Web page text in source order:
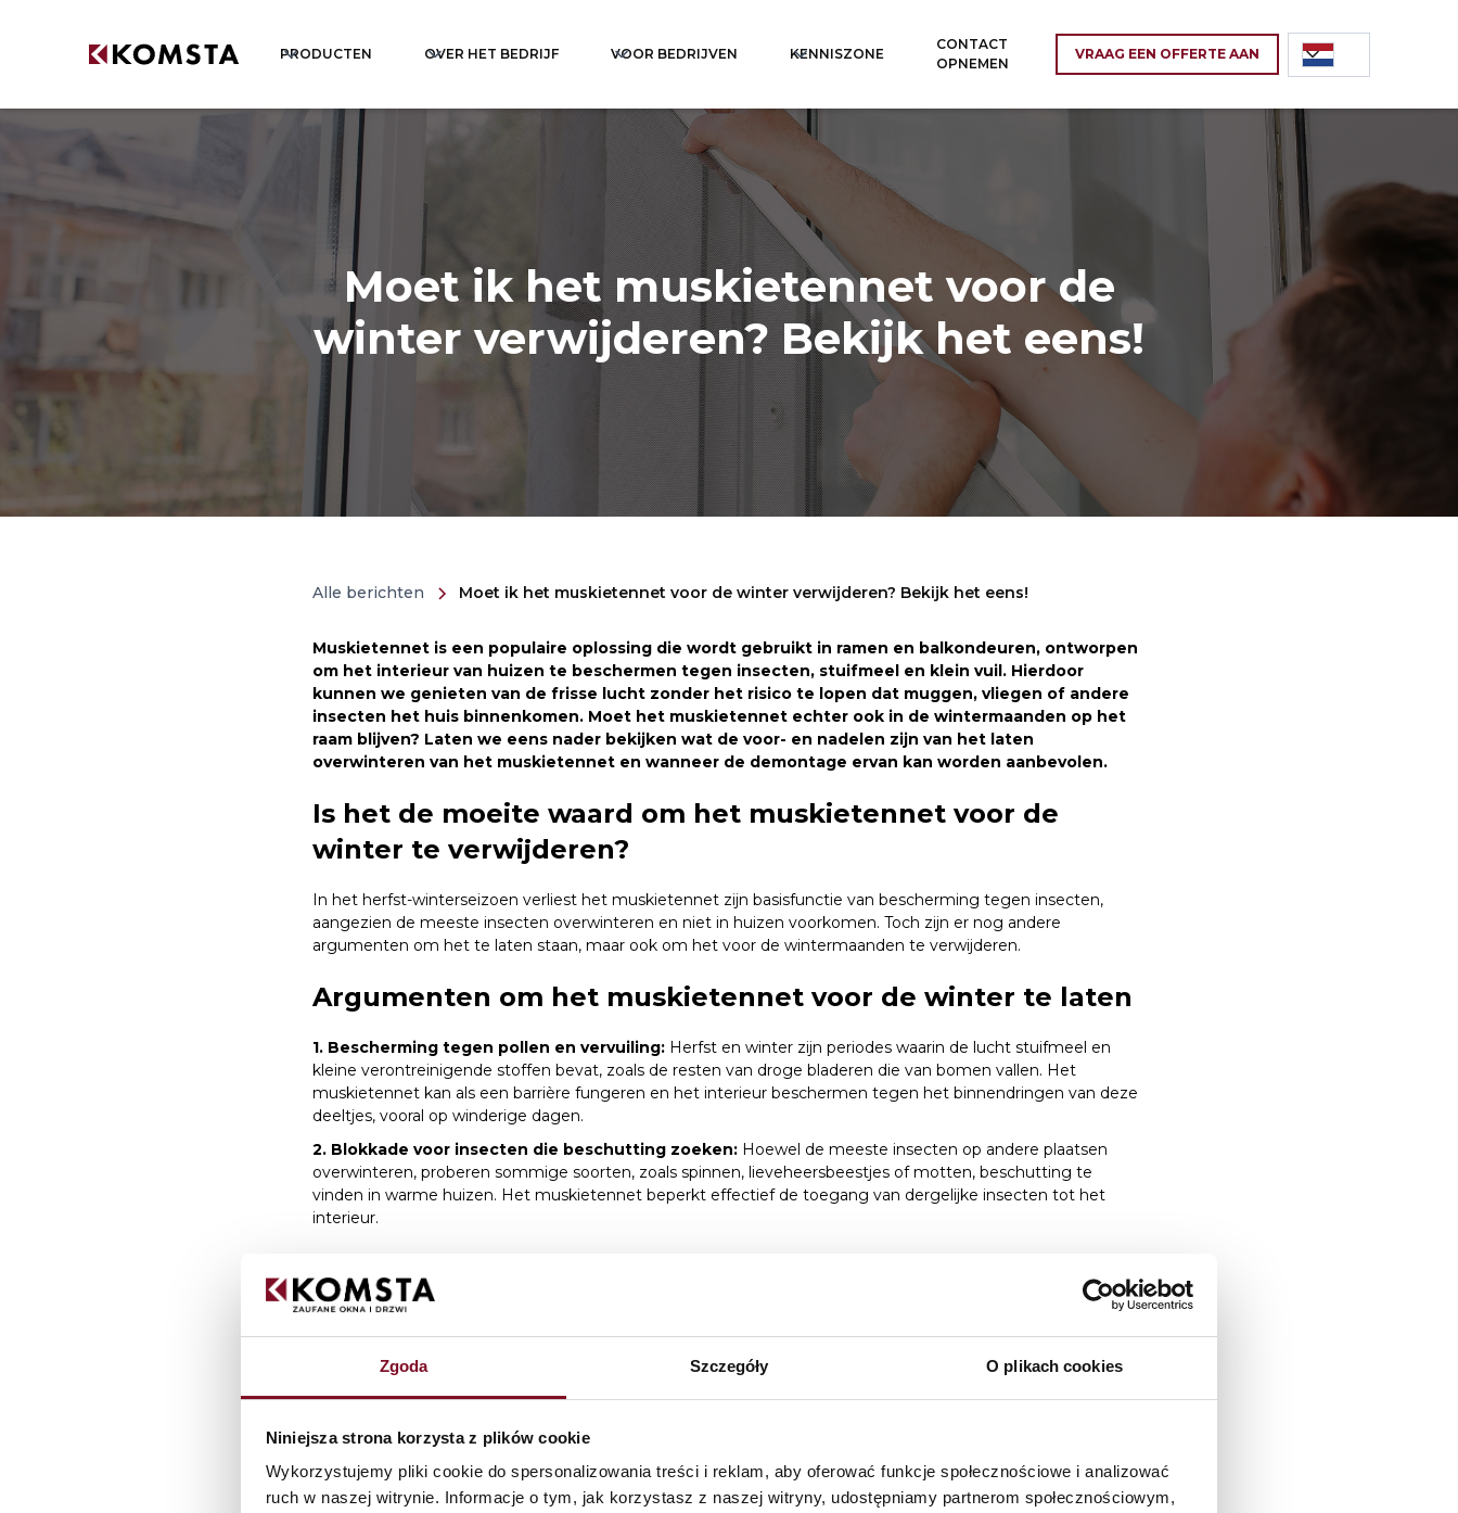
Zgoda Szczegóły O plikach cookies
Niniejsza strona korzysta z plików cookie
Wykorzystujemy pliki cookie do spersonalizowania treści i reklam, aby oferować funkcje społecznościowe i analizować
ruch w naszej witrynie. Informacje o tym, jak korzystasz z naszej witryny, udostępniamy partnerom społecznościowym,
PRODUCTEN OVER HET BEDRIJF VOOR BEDRIJVEN KENNISZONE
CONTACT
OPNEMEN
VRAAG EEN OFFERTE AAN
Moet ik het muskietennet voor de
winter verwijderen? Bekijk het eens!
Alle berichten Moet ik het muskietennet voor de winter verwijderen? Bekijk het eens!
Muskietennet is een populaire oplossing die wordt gebruikt in ramen en balkondeuren, ontworpen
om het interieur van huizen te beschermen tegen insecten, stuifmeel en klein vuil. Hierdoor
kunnen we genieten van de frisse lucht zonder het risico te lopen dat muggen, vliegen of andere
insecten het huis binnenkomen. Moet het muskietennet echter ook in de wintermaanden op het
raam blijven? Laten we eens nader bekijken wat de voor- en nadelen zijn van het laten
overwinteren van het muskietennet en wanneer de demontage ervan kan worden aanbevolen.
Is het de moeite waard om het muskietennet voor de
winter te verwijderen?
In het herfst-winterseizoen verliest het muskietennet zijn basisfunctie van bescherming tegen insecten,
aangezien de meeste insecten overwinteren en niet in huizen voorkomen. Toch zijn er nog andere
argumenten om het te laten staan, maar ook om het voor de wintermaanden te verwijderen.
Argumenten om het muskietennet voor de winter te laten
1. Bescherming tegen pollen en vervuiling: Herfst en winter zijn periodes waarin de lucht stuifmeel en
kleine verontreinigende stoffen bevat, zoals de resten van droge bladeren die van bomen vallen. Het
muskietennet kan als een barrière fungeren en het interieur beschermen tegen het binnendringen van deze
deeltjes, vooral op winderige dagen.
2. Blokkade voor insecten die beschutting zoeken: Hoewel de meeste insecten op andere plaatsen
overwinteren, proberen sommige soorten, zoals spinnen, lieveheersbeestjes of motten, beschutting te
vinden in warme huizen. Het muskietennet beperkt effectief de toegang van dergelijke insecten tot het
interieur.
Argumenten voor het verwijderen van een muskietennet
voor de winter
1. Bescherming van het muskietennet tegen barre weersomstandigheden:
In de winter wordt het
muskietennet blootgesteld aan regen, sneeuw, vorst en windstoten. Langdurige blootstelling van het gaas
aan dergelijke ongunstige omstandigheden kan tot beschadiging leiden.
2. Esthetiek en onderhoud:In de winter kunnen muskietennetten meer worden blootgesteld aan vuil. In
overwegen muskietennetten te verwijderen